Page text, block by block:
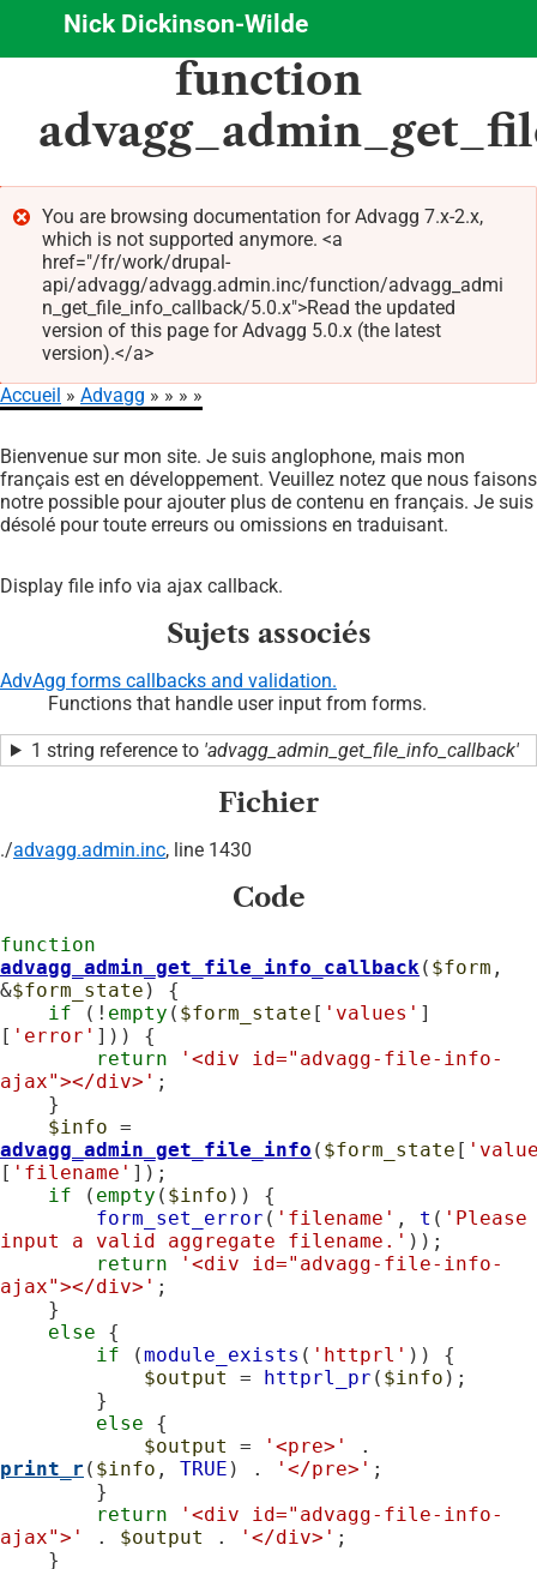
Aller
principal
Nick Dickinson-Wilde
function
Message
d'erreur
You are browsing documentation for Advagg 7.x-2.x,
which is not supported anymore. <a
href="/fr/work/drupal-
api/advagg/advagg.admin.inc/function/advagg_admi
n_get_file_info_callback/5.0.x">Read the updated
version of this page for Advagg 5.0.x (the latest
version).</a>
d'Ariane
Accueil Advagg
Bienvenue sur mon site. Je suis anglophone, mais mon
français est en développement. Veuillez notez que nous faisons
notre possible pour ajouter plus de contenu en français. Je suis
désolé pour toute erreurs ou omissions en traduisant.
Display file info via ajax callback.
Sujets associés
AdvAgg forms callbacks and validation.
Functions that handle user input from forms.
1 string reference to 'advagg_admin_get_file_info_callback'
Fichier
./advagg.admin.inc, line 1430
Code
function
advagg_admin_get_file_info_callback( $form ,
&$form_state ) {
if (! empty ( $form_state [ 'values' ]
[ 'error' ])) {
return
'<div id="advagg-file-info-
ajax"></div>' ;
$info
advagg_admin_get_file_info ( $form_state [
[ 'filename' ]);
if ( empty ( $info )) {
form_set_error ( 'filename' , t ( 'Please
input a valid aggregate filename.' ));
return
'<div id="advagg-file-info-
ajax"></div>' ;
else {
if (module_exists ( 'httprl' )) {
$output
= httprl_pr ( $info );
else {
$output
= '<pre>'
print_r ( $info , TRUE ) . '</pre>' ;
return
'<div id="advagg-file-info-
ajax">'
. $output . '</div>' ;